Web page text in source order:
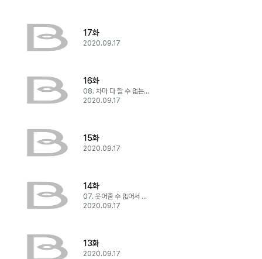
17화
2020.09.17
16화
08. 차마 다 할 수 없는 말
2020.09.17
15화
2020.09.17
14화
07. 웃어줄 수 없어서 미안하다
2020.09.17
13화
2020.09.17